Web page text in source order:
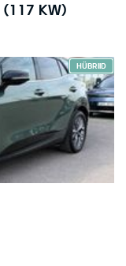
(117 KW)
HÜBRIID